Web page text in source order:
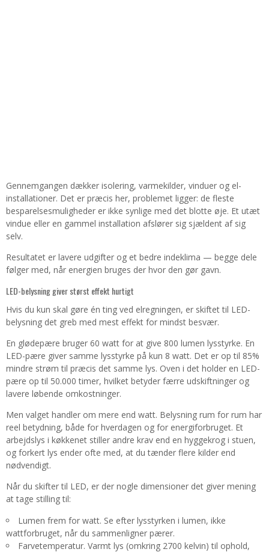
Gennemgangen dækker isolering, varmekilder, vinduer og el-
installationer. Det er præcis her, problemet ligger: de fleste
besparelsesmuligheder er ikke synlige med det blotte øje. Et utæt
vindue eller en gammel installation afslører sig sjældent af sig
selv.
Resultatet er lavere udgifter og et bedre indeklima — begge dele
følger med, når energien bruges der hvor den gør gavn.
LED-belysning giver størst effekt hurtigt
Hvis du kun skal gøre én ting ved elregningen, er skiftet til LED-
belysning det greb med mest effekt for mindst besvær.
En glødepære bruger 60 watt for at give 800 lumen lysstyrke. En
LED-pære giver samme lysstyrke på kun 8 watt. Det er op til 85%
mindre strøm til præcis det samme lys. Oven i det holder en LED-
pære op til 50.000 timer, hvilket betyder færre udskiftninger og
lavere løbende omkostninger.
Men valget handler om mere end watt. Belysning rum for rum har
reel betydning, både for hverdagen og for energiforbruget. Et
arbejdslys i køkkenet stiller andre krav end en hyggekrog i stuen,
og forkert lys ender ofte med, at du tænder flere kilder end
nødvendigt.
Når du skifter til LED, er der nogle dimensioner det giver mening
at tage stilling til:
Lumen frem for watt. Se efter lysstyrken i lumen, ikke
wattforbruget, når du sammenligner pærer.
Farvetemperatur. Varmt lys (omkring 2700 kelvin) til ophold,